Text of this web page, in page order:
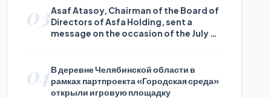
03Asaf Atasoy, Chairman of the Board of
Directors of Asfa Holding, sent a
message on the occasion of the July 24
04В деревне Челябинской области в
рамках партпроекта «Городская среда»
открыли игровую площадку